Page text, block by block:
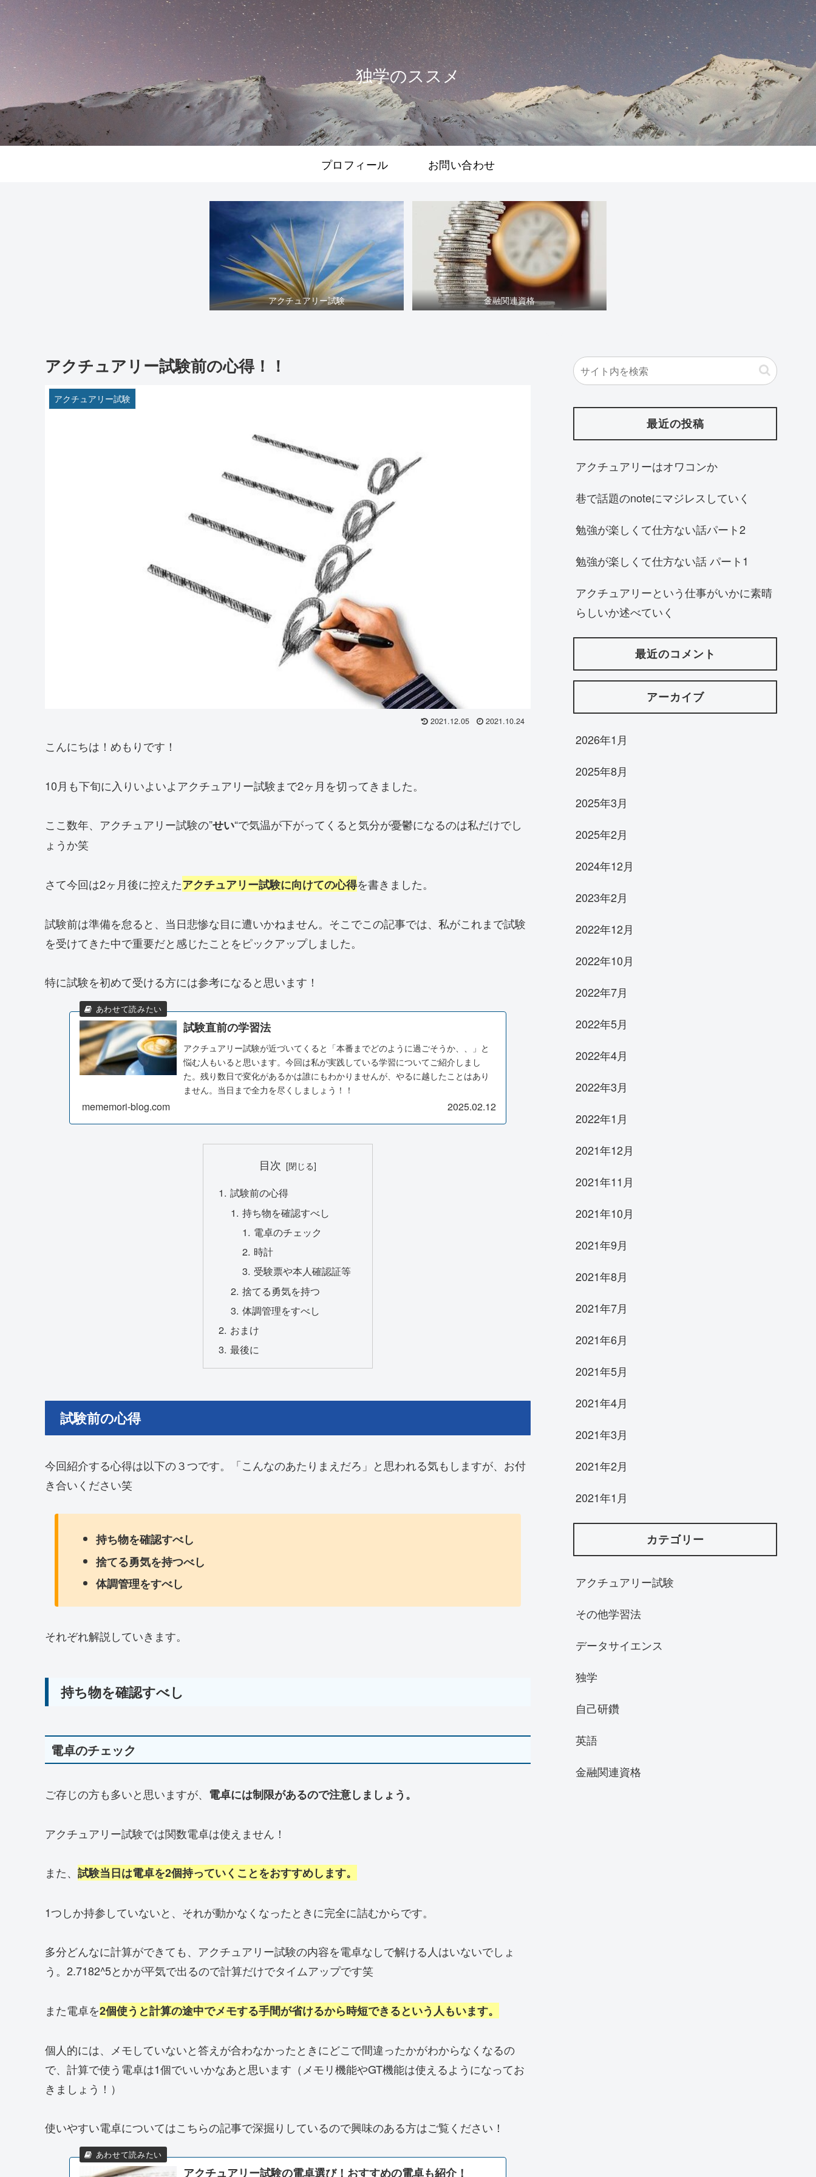
独学のススメ
プロフィール お問い合わせ
アクチュアリー試験 金融関連資格
アクチュアリー試験前の心得！！
アクチュアリー試験
2021.12.05 2021.10.24
こんにちは！めもりです！
10月も下旬に入りいよいよアクチュアリー試験まで2ヶ月を切ってきました。
ここ数年、アクチュアリー試験の”せい“で気温が下がってくると気分が憂鬱になるのは私だけでし
ょうか笑
さて今回は2ヶ月後に控えたアクチュアリー試験に向けての心得を書きました。
試験前は準備を怠ると、当日悲惨な目に遭いかねません。そこでこの記事では、私がこれまで試験
を受けてきた中で重要だと感じたことをピックアップしました。
特に試験を初めて受ける方には参考になると思います！
試験直前の学習法
アクチュアリー試験が近づいてくると「本番までどのように過ごそうか、、」と
悩む人もいると思います。今回は私が実践している学習についてご紹介しまし
た。残り数日で変化があるかは誰にもわかりませんが、やるに越したことはあり
ません。当日まで全力を尽くしましょう！！
mememori-blog.com 2025.02.12
目次
試験前の心得
持ち物を確認すべし
電卓のチェック
時計
受験票や本人確認証等
捨てる勇気を持つ
体調管理をすべし
おまけ
最後に
試験前の心得
今回紹介する心得は以下の３つです。「こんなのあたりまえだろ」と思われる気もしますが、お付
き合いください笑
持ち物を確認すべし
捨てる勇気を持つべし
体調管理をすべし
それぞれ解説していきます。
持ち物を確認すべし
電卓のチェック
ご存じの方も多いと思いますが、 電卓には制限があるので注意しましょう。
アクチュアリー試験では関数電卓は使えません！
また、 試験当日は電卓を2個持っていくことをおすすめします。
1つしか持参していないと、それが動かなくなったときに完全に詰むからです。
多分どんなに計算ができても、アクチュアリー試験の内容を電卓なしで解ける人はいないでしょ
う。2.7182^5とかが平気で出るので計算だけでタイムアップです笑
また電卓を2個使うと計算の途中でメモする手間が省けるから時短できるという人もいます。
個人的には、メモしていないと答えが合わなかったときにどこで間違ったかがわからなくなるの
で、計算で使う電卓は1個でいいかなあと思います（メモリ機能やGT機能は使えるようになってお
きましょう！）
使いやすい電卓についてはこちらの記事で深掘りしているので興味のある方はご覧ください！
アクチュアリー試験の電卓選び！おすすめの電卓も紹介！
最近の投稿
アクチュアリーはオワコンか
巷で話題のnoteにマジレスしていく
勉強が楽しくて仕方ない話パート2
勉強が楽しくて仕方ない話 パート1
アクチュアリーという仕事がいかに素晴
らしいか述べていく
最近のコメント
アーカイブ
2026年1月
2025年8月
2025年3月
2025年2月
2024年12月
2023年2月
2022年12月
2022年10月
2022年7月
2022年5月
2022年4月
2022年3月
2022年1月
2021年12月
2021年11月
2021年10月
2021年9月
2021年8月
2021年7月
2021年6月
2021年5月
2021年4月
2021年3月
2021年2月
2021年1月
カテゴリー
アクチュアリー試験
その他学習法
データサイエンス
独学
自己研鑽
英語
金融関連資格